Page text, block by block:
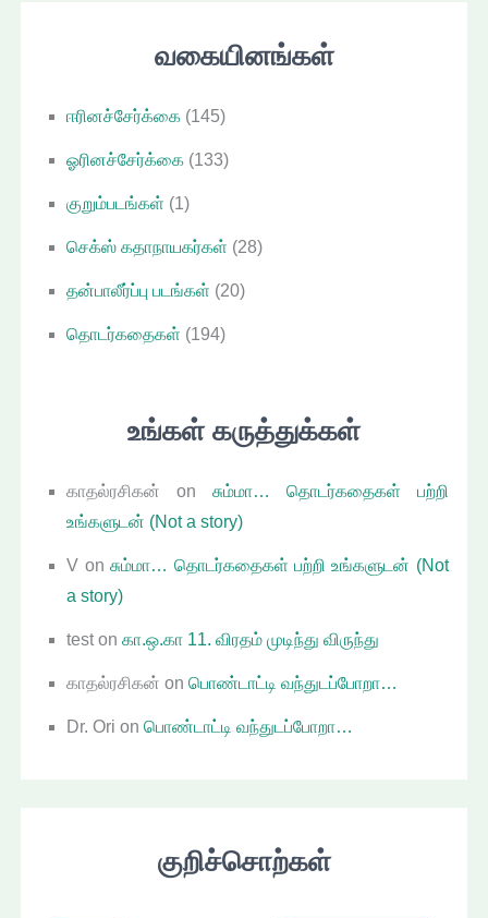
வகையினங்கள்
ஈரினச்சேர்க்கை (145)
ஓரினச்சேர்க்கை (133)
குறும்படங்கள் (1)
செக்ஸ் கதாநாயகர்கள் (28)
தன்பாலீர்ப்பு படங்கள் (20)
தொடர்கதைகள் (194)
உங்கள் கருத்துக்கள்
காதல்ரசிகன் on சும்மா… தொடர்கதைகள் பற்றி
உங்களுடன் (Not a story)
V onசும்மா… தொடர்கதைகள் பற்றி உங்களுடன் (Not
a story)
testonகா.ஒ.கா 11. விரதம் முடிந்து விருந்து
காதல்ரசிகன் onபொண்டாட்டி வந்துடப்போறா…
Dr. Ori onபொண்டாட்டி வந்துடப்போறா…
குறிச்சொற்கள்